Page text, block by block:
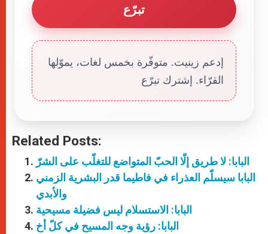
تبرّع
إدعم زينيت. متوفّرة بخمس لغات، يموّلها
القرّاء. إشترك تبرّع
Related Posts:
البابا: لا طريق إلّا الحبّ المتواضع للتغلّب على الشرّ
البابا سيسلّم العذراء في فاطيما قدر البشرية الزمني
والأبدي
البابا: الاستسلام ليس فضيلة مسيحية
البابا: رؤية وجه المسيح في كلّ أخ